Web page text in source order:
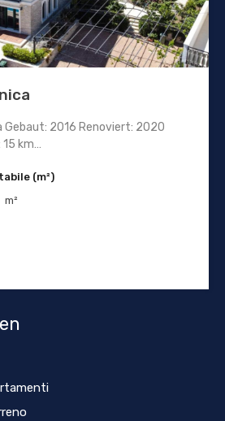
2016 Renoviert: 2020
km…
(m²)
m²